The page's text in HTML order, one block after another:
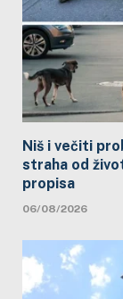
Niš i večiti
straha od
propisa
06/08/2026